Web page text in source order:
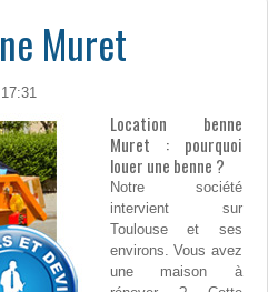
Muret
Location benne
Muret : pourquoi
louer une benne ?
Notre société
intervient sur
Toulouse et ses
environs. Vous avez
une maison à